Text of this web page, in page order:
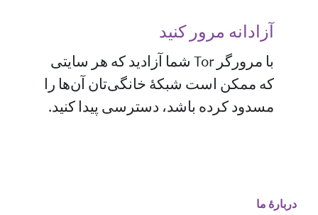
آزادانه مرور کنید
با مرورگر Tor شما آزادید که هر سایتی
که ممکن است شبکهٔ خانگی‌تان آن‌ها را
مسدود کرده باشد، دسترسی پیدا کنید.
دربارهٔ ما